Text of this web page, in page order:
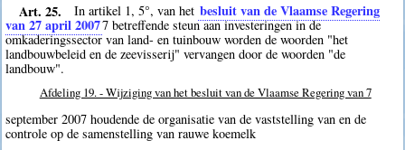
Art. 25. In artikel 1, 5°, van het besluit van de Vlaamse Regering
van 27 april 20077 betreffende steun aan investeringen in de
omkaderingssector van land- en tuinbouw worden de woorden "het
landbouwbeleid en de zeevisserij" vervangen door de woorden "de
landbouw".
Afdeling 19. - Wijziging van het besluit van de Vlaamse Regering van 7
september 2007 houdende de organisatie van de vaststelling van en de
controle op de samenstelling van rauwe koemelk